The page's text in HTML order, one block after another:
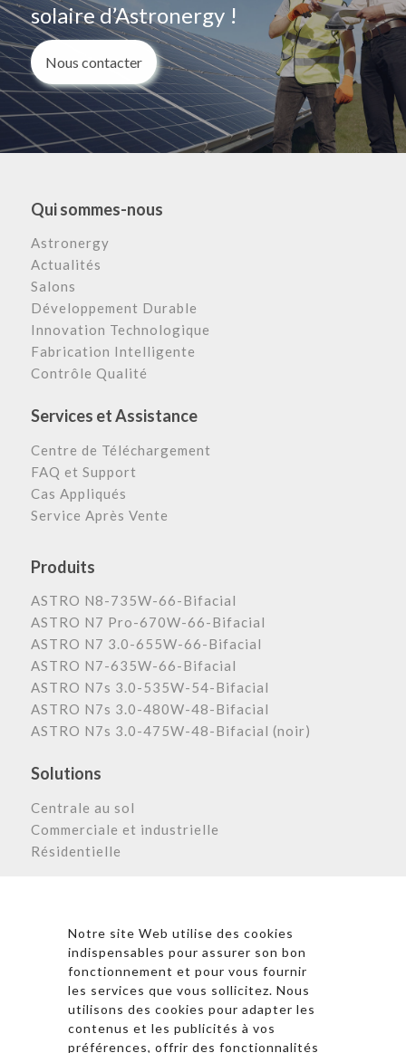
Notre site Web utilise des cookies
indispensables pour assurer son bon
fonctionnement et pour vous fournir
les services que vous sollicitez. Nous
utilisons des cookies pour adapter les
contenus et les publicités à vos
préférences, offrir des fonctionnalités
solaire d’Astronergy !
Nous contacter
Qui sommes-nous
Astronergy
Actualités
Salons
Développement Durable
Innovation Technologique
Fabrication Intelligente
Contrôle Qualité
Services et Assistance
Centre de Téléchargement
FAQ et Support
Cas Appliqués
Service Après Vente
Produits
ASTRO N8-735W-66-Bifacial
ASTRO N7 Pro-670W-66-Bifacial
ASTRO N7 3.0-655W-66-Bifacial
ASTRO N7-635W-66-Bifacial
ASTRO N7s 3.0-535W-54-Bifacial
ASTRO N7s 3.0-480W-48-Bifacial
ASTRO N7s 3.0-475W-48-Bifacial (noir)
Solutions
Centrale au sol
Commerciale et industrielle
Résidentielle
* En cliquant sur « S’inscrire », j’accepte la politique de
confidentialité et les conditions d’utilisation
d’Astronergy.